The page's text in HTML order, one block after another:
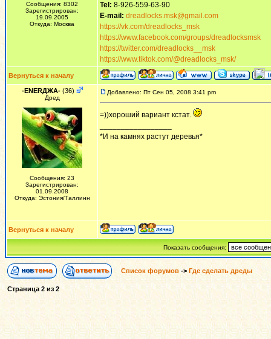
Сообщения: 8302
Зарегистрирован:
19.09.2005
Откуда: Москва
Tel: 8-926-559-63-90
E-mail: dreadlocks.msk@gmail.com
https://vk.com/dreadlocks_msk
https://www.facebook.com/groups/dreadlocksmsk
https://twitter.com/dreadlocks__msk
https://www.tiktok.com/@dreadlocks_msk/
Вернуться к началу
-ENERДЖА-(36)
Дред
Сообщения: 23
Зарегистрирован:
01.09.2008
Откуда: Эстония/Таллинн
Добавлено: Пт Сен 05, 2008 3:41 pm
=))хороший вариант кстат.
*И на камнях растут деревья*
Вернуться к началу
Показать сообщения:
Список форумов-> Где сделать дреды
Страница 2из 2